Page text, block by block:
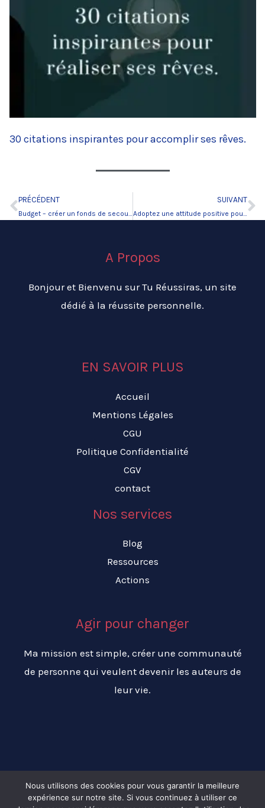
30 citations inspirantes pour accomplir ses rêves.
Précédent
PRÉCÉDENT
Budget – créer un fonds de secours pour faire face aux imprévues
SUIVANT
Adoptez une attitude positive pour changer sa vie
A Propos
Bonjour et Bienvenu sur Tu Réussiras, un site
dédié à la réussite personnelle.
EN SAVOIR PLUS
Accueil
Mentions Légales
CGU
Politique Confidentialité
CGV
contact
Nos services
Blog
Ressources
Actions
Agir pour changer
Ma mission est simple, créer une communauté
de personne qui veulent devenir les auteurs de
leur vie.
Nous utilisons des cookies pour vous garantir la meilleure
expérience sur notre site. Si vous continuez à utiliser ce